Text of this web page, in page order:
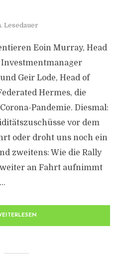
Lesedauer
Eoin Murray, Head
Geir Lode, Head of
Hermes, die
Pandemie. Diesmal:
vor dem
oder droht uns noch ein
zweitens: Wie die Rally
an Fahrt aufnimmt